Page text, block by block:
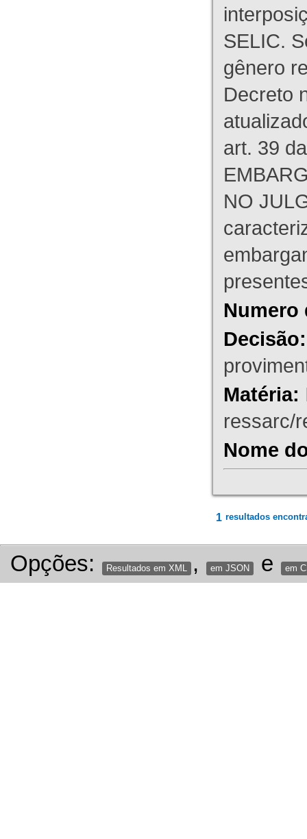
SELIC.
gênero
Decreto
art. 39
NO
Numero
Decisão:
Matéria:
ressarc/
Nome
1 resultados
Opções: Resultados em XML , em JSON e em